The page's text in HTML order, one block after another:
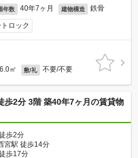
年数 40年7ヶ月 建物構造 鉄骨
ロック
㎡ 敷/礼 不要/不要
歩2分 3階 築40年7ヶ月の賃貸物
歩2分
宮駅 徒歩14分
歩17分